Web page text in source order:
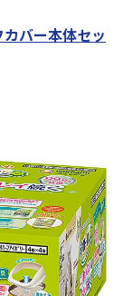
カバー本体セッ